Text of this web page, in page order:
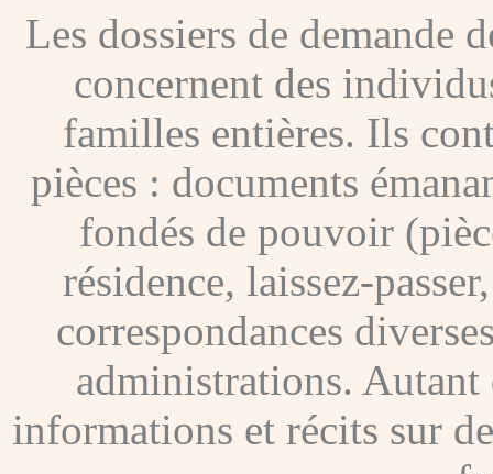
Les dossiers de demande
concernent des
familles entières. Ils
pièces : documents
fondés de pouvoir
résidence, laissez-
correspondances
administrations. Autant
informations et récits sur